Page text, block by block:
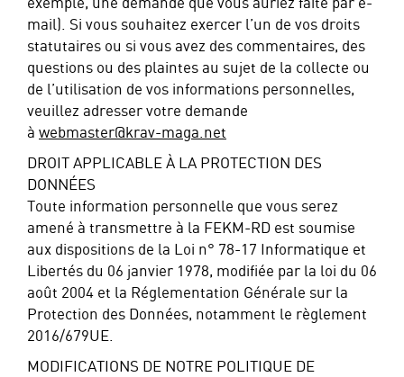
exemple, une demande que vous auriez faite par e-
mail). Si vous souhaitez exercer l’un de vos droits
statutaires ou si vous avez des commentaires, des
questions ou des plaintes au sujet de la collecte ou
de l’utilisation de vos informations personnelles,
veuillez adresser votre demande
à webmaster@krav-maga.net
DROIT APPLICABLE À LA PROTECTION DES
DONNÉES
Toute information personnelle que vous serez
amené à transmettre à la FEKM-RD est soumise
aux dispositions de la Loi n° 78-17 Informatique et
Libertés du 06 janvier 1978, modifiée par la loi du 06
août 2004 et la Réglementation Générale sur la
Protection des Données, notamment le règlement
2016/679UE.
MODIFICATIONS DE NOTRE POLITIQUE DE